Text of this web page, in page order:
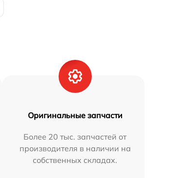
Оригинальные запчасти
Более 20 тыс. запчастей от
производителя в наличии на
собственных складах.